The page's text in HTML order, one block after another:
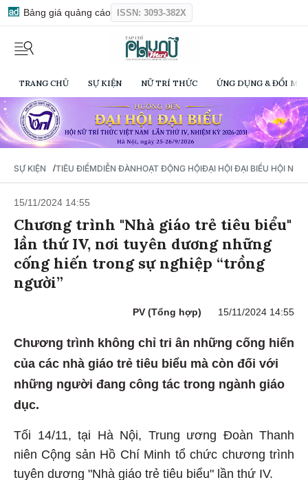
Bảng giá quảng cáo ISSN: 3093-382X
TRANG CHỦ SỰ KIỆN NỮ TRÍ THỨC ỨNG DỤNG & ĐỔI
SỰ KIỆN /TIÊU ĐIỂMDIỄN ĐÀNHOẠT ĐỘNG HỘIĐẠI HỘI ĐẠI BIỂU HỘI NỮ
15/11/2024 14:55
Chương trình "Nhà giáo trẻ tiêu biểu"
lần thứ IV, nơi tuyên dương những
cống hiến trong sự nghiệp “trồng
người”
PV (Tổng hợp) 15/11/2024 14:55
Chương trình không chỉ tri ân những cống hiến
của các nhà giáo trẻ tiêu biểu mà còn đối với
những người đang công tác trong ngành giáo
dục.
Tối 14/11, tại Hà Nội, Trung ương Đoàn Thanh
niên Cộng sản Hồ Chí Minh tổ chức chương trình
tuyên dương "Nhà giáo trẻ tiêu biểu" lần thứ IV.